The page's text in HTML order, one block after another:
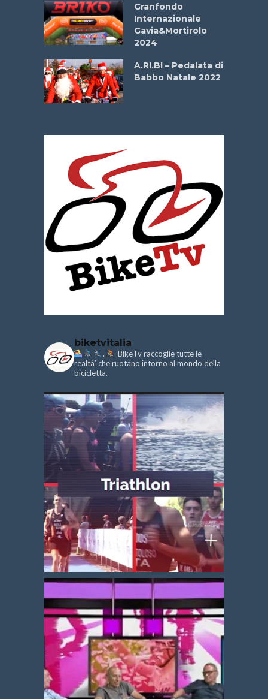
Granfondo
Internazionale
Gavia&Mortirolo
2024
A.RI.BI – Pedalata di
Babbo Natale 2022
biketvitalia
.
BikeTv raccoglie tutte le
realtà’ che ruotano intorno al mondo della
bicicletta.